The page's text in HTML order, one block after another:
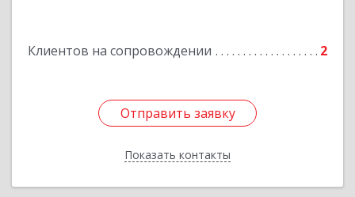
Клиентов на сопровождении 2
Отправить заявку
Показать контакты
Отправить заявку
Назад